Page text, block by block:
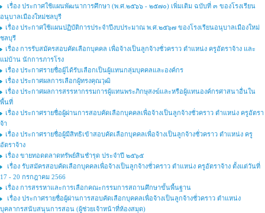
เรื่อง ประกาศใช้แผนพัฒนาการศึกษา (พ.ศ.๒๕๖๖ - ๒๕๗๐) เพิ่มเติม ฉบับที่ ๓ ของโรงเรียน
อนุบาลเมืองใหม่ชลบุรี
เรื่อง ประกาศใช้แผนปฏิบัติการประจำปีงบประมาณ พ.ศ.๒๕๖๗ ของโรงเรียนอนุบาลเมืองใหม่
ชลบุรี
เรื่อง การรับสมัครสอบคัดเลือกบุคคล เพื่อจ้างเป็นลูกจ้างชั่วคราว ตำแหน่ง ครูอัตราจ้าง และ
แม่บ้าน นักการภารโรง
เรื่อง ประกาศรายชื่อผู้ได้รับเลือกเป็นผู้แทนกลุ่มบุคคลและองค์กร
เรื่อง ประกาศผลการเลือกผู้ทรงคุณวุฒิ
เรื่อง ประกาศผลการสรรหากรรมการผู้แทนพระภิกษุสงฆ์และหรือผู้แทนองค์กรศาสนาอื่นใน
พื้นที่
เรื่อง ประกาศรายชื่อผู้ผ่านการสอบคัดเลือกบุคคลเพื่อจ้างเป็นลูกจ้างชั่วคราว ตำแหน่ง ครูอัตรา
จ้า
เรื่อง ประกาศรายชื่อผู้มีสิทธิเข้าสอบคัดเลือกบุคคลเพื่อจ้างเป็นลูกจ้างชั่วคราว ตำแหน่ง ครู
อัตราจ้าง
เรื่อง ขายทอดตลาดทรัพย์สินชำรุด ประจำปี ๒๕๖๕
เรื่อง รับสมัครสอบคัดเลือกบุคคลเพื่อจ้างเป็นลูกจ้างชั่วคราว ตำแหน่ง ครูอัตราจ้าง ตั้งแต่วันที่
17 - 20 กรกฎาคม 2566
เรื่อง การสรรหาและการเลือกคณะกรรมการสถานศึกษาขั้นพื้นฐาน
เรื่อง ประกาศรายชื่อผู้ผ่านการสอบคัดเลือกบุคคลเพื่อจ้างเป็นลูกจ้างชั่วคราว ตำแหน่ง
บุคลากรสนับสนุนการสอน (ผู้ช่วยเจ้าหน้าที่ห้องสมุด)